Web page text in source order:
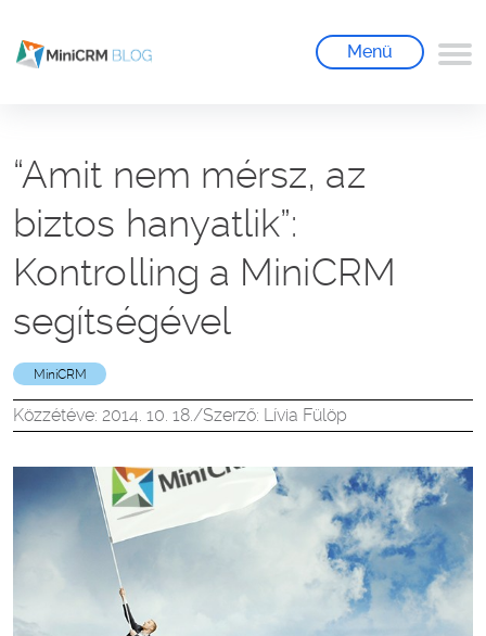
Menü
“Amit nem mérsz, az
biztos hanyatlik”:
Kontrolling a MiniCRM
segítségével
MiniCRM
Közzétéve: 2014. 10. 18./Szerző: Lívia Fülöp